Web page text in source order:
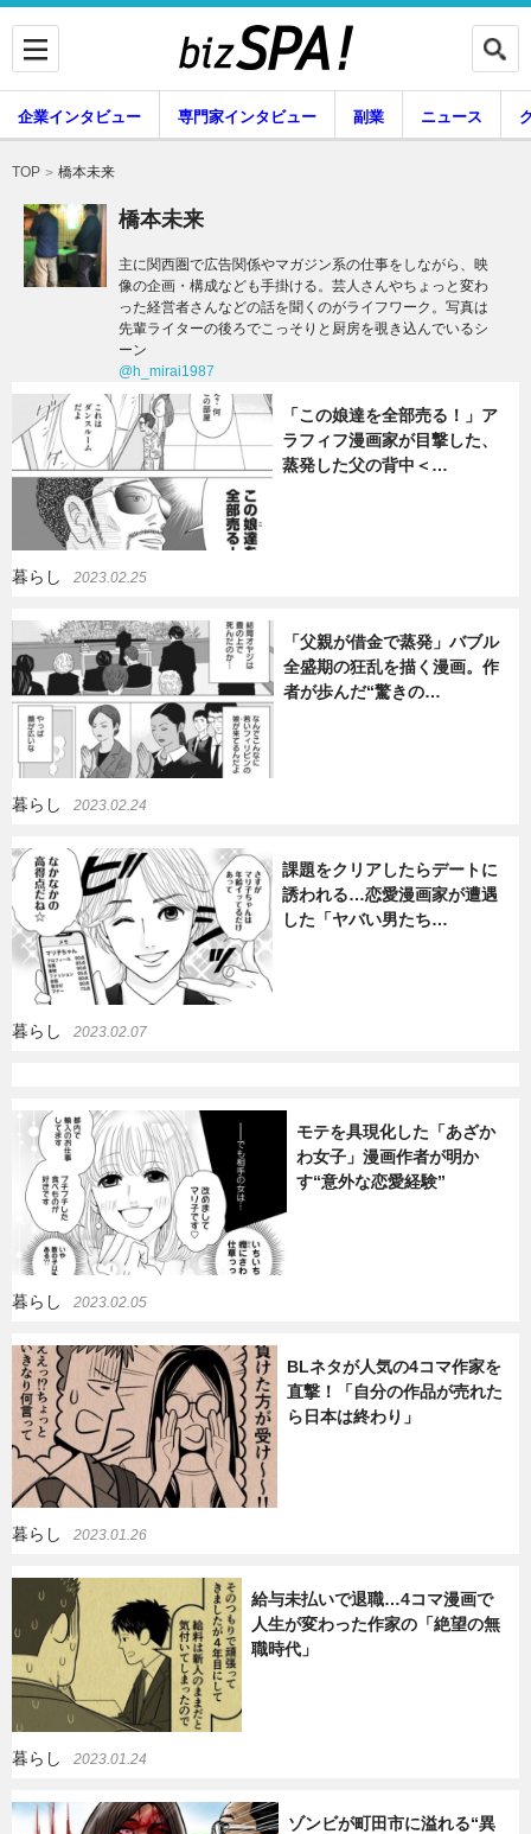
企業インタビュー 専門家インタビュー
グルメ
暮らし
連載一覧
企業インタビュー 専門家インタビュー 副業 ニュース
暮らし エンタメ
TOP 橋本未来
橋本未来
主に関西圏で広告関係やマガジン系の仕事をしながら、映
像の企画・構成なども手掛ける。芸人さんやちょっと変わ
った経営者さんなどの話を聞くのがライフワーク。写真は
先輩ライターの後ろでこっそりと厨房を覗き込んでいるシ
ーン
@h_mirai1987
「この娘達を全部売る！」ア
ラフィフ漫画家が目撃した、
蒸発した父の背中＜…
暮らし 2023.02.25
「父親が借金で蒸発」バブル
全盛期の狂乱を描く漫画。作
者が歩んだ“驚きの…
暮らし 2023.02.24
課題をクリアしたらデートに
誘われる…恋愛漫画家が遭遇
した「ヤバい男たち…
暮らし 2023.02.07
モテを具現化した「あざか
わ女子」漫画作者が明か
す“意外な恋愛経験”
暮らし 2023.02.05
BLネタが人気の4コマ作家を
直撃！「自分の作品が売れた
ら日本は終わり」
暮らし 2023.01.26
給与未払いで退職…4コマ漫画で
人生が変わった作家の「絶望の無
職時代」
暮らし 2023.01.24
ゾンビが町田市に溢れる“異